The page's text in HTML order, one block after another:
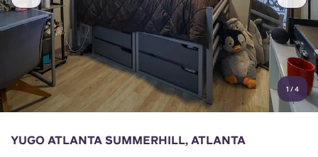
Account Lingua
English (GB)
Seleziona un paese
Prenota ora
Italian French
Portuguese
1 /4
YUGO ATLANTA SUMMERHILL, ATLANTA